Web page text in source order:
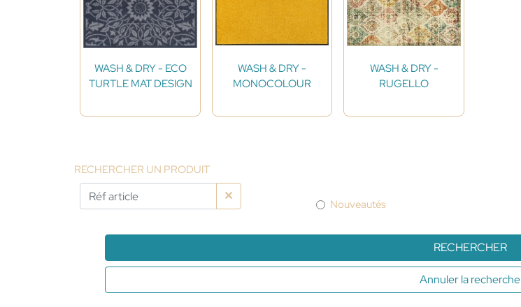
WASH & DRY - ECO
TURTLE MAT DESIGN
WASH & DRY -
MONOCOLOUR
WASH & DRY -
RUGELLO
RECHERCHER UN PRODUIT
Nouveautés
RECHERCHER
Annuler la recherche